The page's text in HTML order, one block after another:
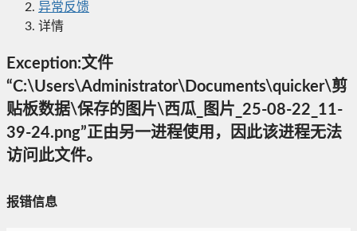
异常反馈
详情
Exception:文件
“C:\Users\Administrator\Documents\quicker\剪
贴板数据\保存的图片\西瓜_图片_25-08-22_11-
39-24.png”正由另一进程使用，因此该进程无法
访问此文件。
报错信息